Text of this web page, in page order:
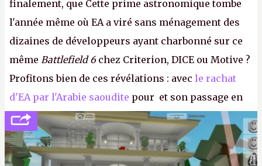
finalement, que Cette prime astronomique tombe
l'année même où EA a viré sans ménagement des
dizaines de développeurs ayant charbonné sur ce
même Battlefield 6chez Criterion, DICE ou Motive ?
Profitons bien de ces révélations : avec le rachat
d'EA par l'Arabie saoudite pour et son passage en
société privée, l'éditeur n'aura bientôt plus
l'obligation de publier ses bilans. Encore une
victoire pour la transparence.P.